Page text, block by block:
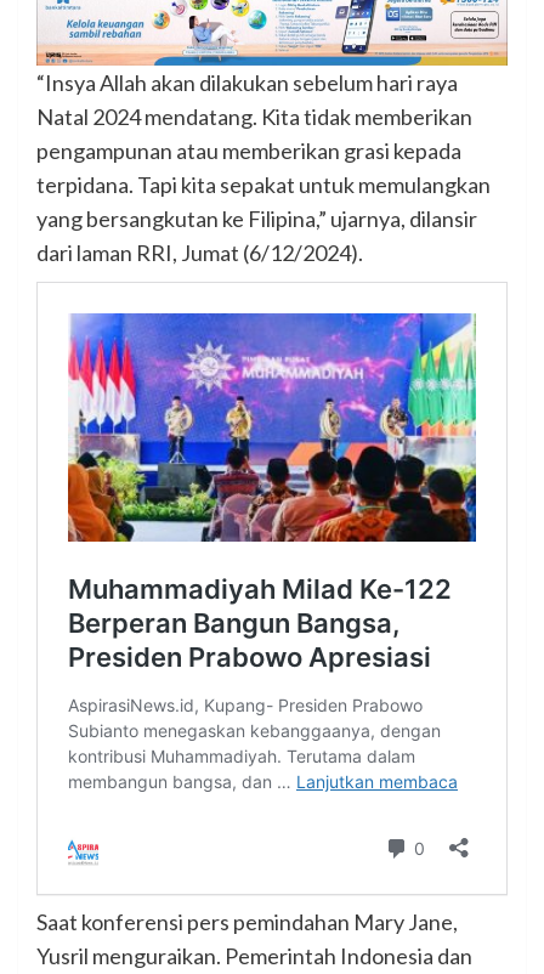
“Insya Allah akan dilakukan sebelum hari raya
Natal 2024 mendatang. Kita tidak memberikan
pengampunan atau memberikan grasi kepada
terpidana. Tapi kita sepakat untuk memulangkan
yang bersangkutan ke Filipina,” ujarnya, dilansir
dari laman RRI, Jumat (6/12/2024).
Saat konferensi pers pemindahan Mary Jane,
Yusril menguraikan. Pemerintah Indonesia dan